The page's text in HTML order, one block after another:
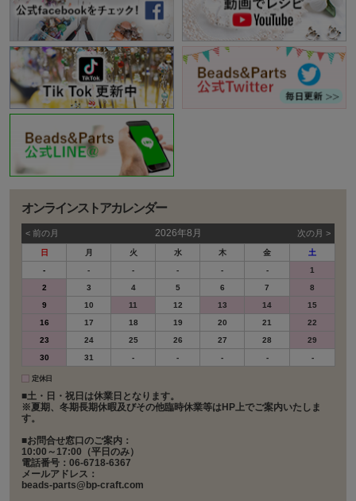
オンラインストアカレンダー
< 前の⽉ 2026年8月 次の⽉ >
日 月 火 水 木 金
土
-
- - - - -
1
2
3 4 5 6 7
8
9
10 11 12 13 14
15
16
17 18 19 20 21
22
23
24 25 26 27 28
29
30
31 - - - - -
定休日
■土・日・祝日は休業日となります。
※夏期、冬期長期休暇及びその他臨時休業等はHP上でご案内いたしま
す。
■お問合せ窓口のご案内：
10:00～17:00（平日のみ）
電話番号：06-6718-6367
メールアドレス：
beads-parts@bp-craft.com